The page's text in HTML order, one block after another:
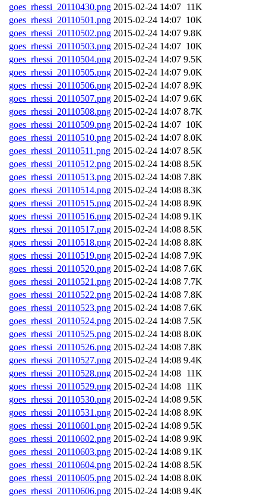
goes_rhessi_20110430.png 2015-02-24 14:07 11K
goes_rhessi_20110501.png 2015-02-24 14:07 10K
goes_rhessi_20110502.png 2015-02-24 14:07 9.8K
goes_rhessi_20110503.png 2015-02-24 14:07 10K
goes_rhessi_20110504.png 2015-02-24 14:07 9.5K
goes_rhessi_20110505.png 2015-02-24 14:07 9.0K
goes_rhessi_20110506.png 2015-02-24 14:07 8.9K
goes_rhessi_20110507.png 2015-02-24 14:07 9.6K
goes_rhessi_20110508.png 2015-02-24 14:07 8.7K
goes_rhessi_20110509.png 2015-02-24 14:07 10K
goes_rhessi_20110510.png 2015-02-24 14:07 8.0K
goes_rhessi_20110511.png 2015-02-24 14:07 8.5K
goes_rhessi_20110512.png 2015-02-24 14:08 8.5K
goes_rhessi_20110513.png 2015-02-24 14:08 7.8K
goes_rhessi_20110514.png 2015-02-24 14:08 8.3K
goes_rhessi_20110515.png 2015-02-24 14:08 8.9K
goes_rhessi_20110516.png 2015-02-24 14:08 9.1K
goes_rhessi_20110517.png 2015-02-24 14:08 8.5K
goes_rhessi_20110518.png 2015-02-24 14:08 8.8K
goes_rhessi_20110519.png 2015-02-24 14:08 7.9K
goes_rhessi_20110520.png 2015-02-24 14:08 7.6K
goes_rhessi_20110521.png 2015-02-24 14:08 7.7K
goes_rhessi_20110522.png 2015-02-24 14:08 7.8K
goes_rhessi_20110523.png 2015-02-24 14:08 7.6K
goes_rhessi_20110524.png 2015-02-24 14:08 7.5K
goes_rhessi_20110525.png 2015-02-24 14:08 8.0K
goes_rhessi_20110526.png 2015-02-24 14:08 7.8K
goes_rhessi_20110527.png 2015-02-24 14:08 9.4K
goes_rhessi_20110528.png 2015-02-24 14:08 11K
goes_rhessi_20110529.png 2015-02-24 14:08 11K
goes_rhessi_20110530.png 2015-02-24 14:08 9.5K
goes_rhessi_20110531.png 2015-02-24 14:08 8.9K
goes_rhessi_20110601.png 2015-02-24 14:08 9.5K
goes_rhessi_20110602.png 2015-02-24 14:08 9.9K
goes_rhessi_20110603.png 2015-02-24 14:08 9.1K
goes_rhessi_20110604.png 2015-02-24 14:08 8.5K
goes_rhessi_20110605.png 2015-02-24 14:08 8.0K
goes_rhessi_20110606.png 2015-02-24 14:08 9.4K